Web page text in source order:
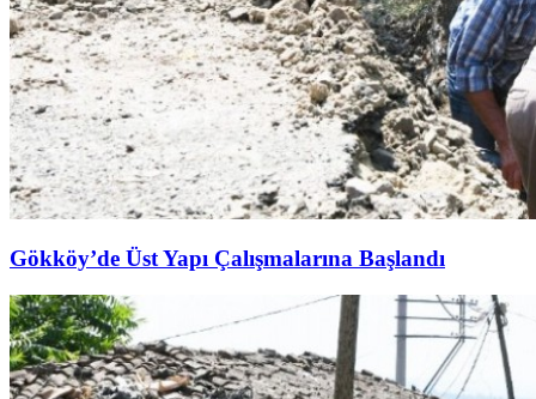
Gökköy’de Üst Yapı Çalışmalarına Başlandı